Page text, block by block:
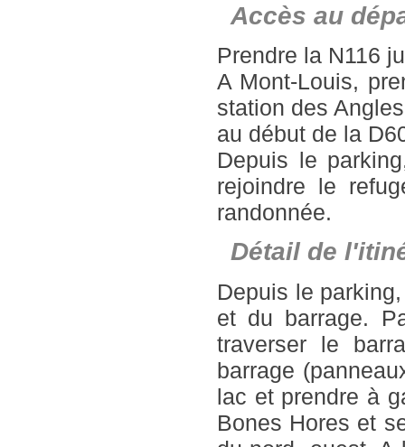
Accès au
Prendre la N116
A Mont-Louis,
station des
au début de la
Depuis le
rejoindre le
randonnée.
Détail de
Depuis le
et du barrage.
traverser le
barrage
lac et prendre à
Bones Hores et